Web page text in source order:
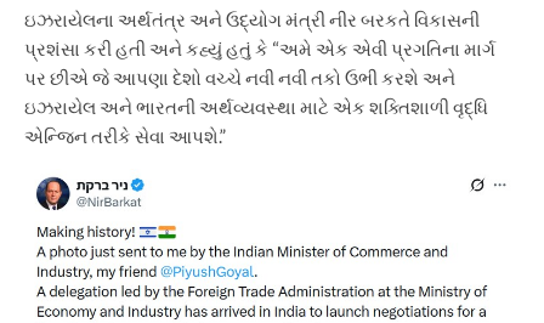
ઇઝરાયેલના અર્થતંત્ર અને ઉદ્યોગ મંત્રી નીર બરકતે વિકાસની
પ્રશંસા કરી હતી અને કહ્યું હતું કે “અમે એક એવી પ્રગતિના માર્ગ
પર છીએ જે આપણા દેશો વચ્ચે નવી નવી તકો ઉભી કરશે અને
ઇઝરાયેલ અને ભારતની અર્થવ્યવસ્થા માટે એક શક્તિશાળી વૃદ્ધિ
એન્જિન તરીકે સેવા આપશે.”